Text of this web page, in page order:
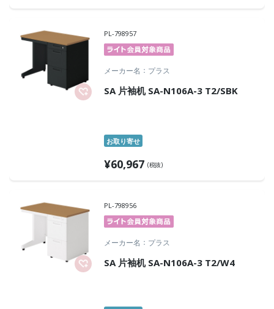
PL-798957
メーカー名 プラス
SA 片袖机 SA-N106A-3 T2/SBK
お取り寄せ
¥60,967 (税抜)
PL-798956
メーカー名 プラス
SA 片袖机 SA-N106A-3 T2/W4